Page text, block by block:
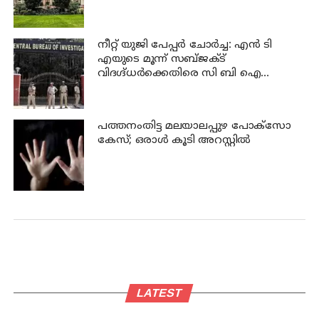
നീറ്റ് യുജി പേപ്പർ ചോർച്ച: എൻ ടി
എയുടെ മൂന്ന് സബ്ജക്ട്
വിദഗ്ദ്ധർക്കെതിരെ സി ബി ഐ
പത്തനംതിട്ട മലയാലപ്പുഴ പോക്സോ
കേസ്; ഒരാള്‍ കൂടി അറസ്റ്റില്‍
LATEST